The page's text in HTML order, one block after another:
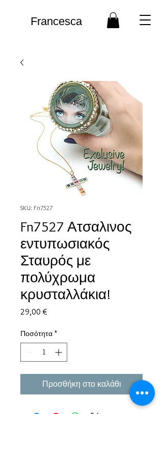
Francesca
SKU: Fn7527
Fn7527 Ατσαλινος
εντυπωσιακός
Σταυρός με
πολύχρωμα
κρυσταλλάκια!
29,00 €
Ποσότητα *
Προσθήκη στο καλάθι